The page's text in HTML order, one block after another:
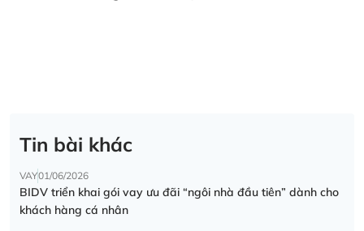
Tin bài khác
VAY01/06/2026
BIDV triển khai gói vay ưu đãi “ngôi nhà đầu tiên” dành cho
khách hàng cá nhân